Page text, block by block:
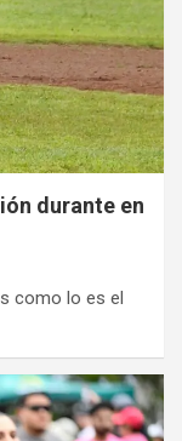
durante en
como lo es el